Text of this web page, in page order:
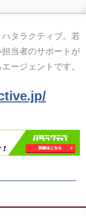
タラクティブ。若
当者のサポートが
ージェントです。